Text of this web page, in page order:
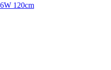
120cm